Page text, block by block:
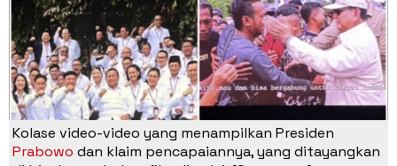
Kolase video-video yang menampilkan Presiden
Prabowo dan klaim pencapaiannya, yang ditayangkan